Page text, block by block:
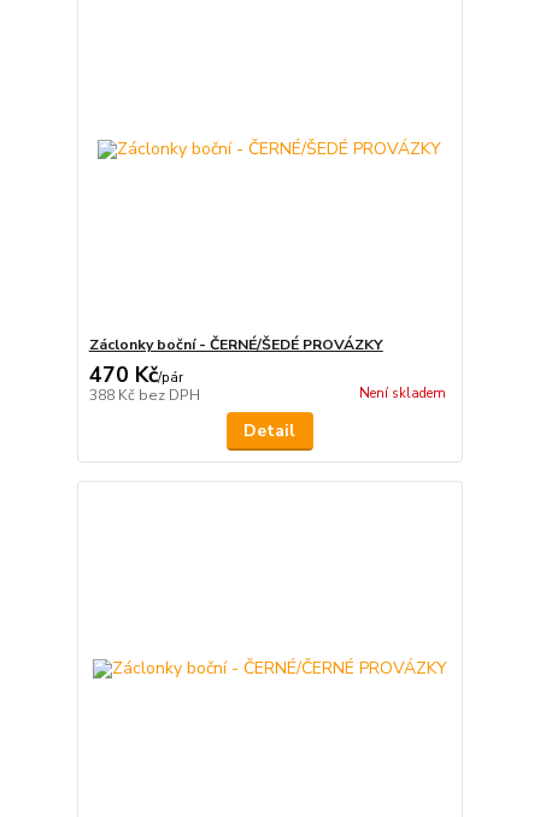
Záclonky boční - ČERNÉ/ŠEDÉ PROVÁZKY
470 Kč/pár
388 Kč bez DPH Není skladem
Detail